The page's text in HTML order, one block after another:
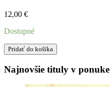
12,00 €
Dostupné
množstvo
VE
SVĚTLE
PRAVDY
Pridať do košíka
Najnovšie tituly v ponuke